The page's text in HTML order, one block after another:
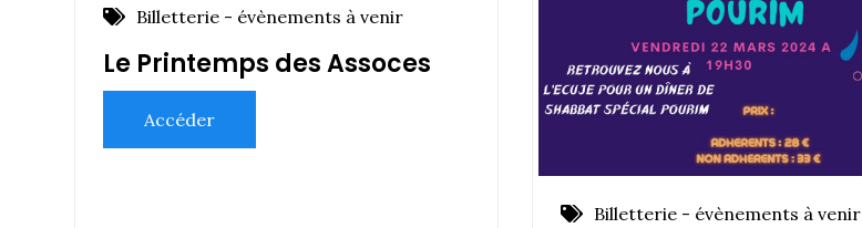
Billetterie - évènements à venir
Le Printemps des Assoces
Accéder
Billetterie - évènements à venir